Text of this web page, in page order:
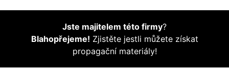
Jste majitelem této firmy?
Blahopřejeme! Zjistěte jestli můžete získat
propagační materiály!